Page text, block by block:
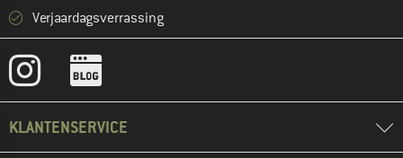
Verjaardagsverrassing
KLANTENSERVICE